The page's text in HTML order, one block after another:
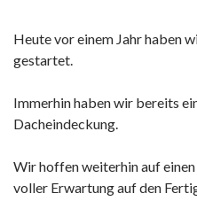
Heute vor einem Jahr haben
gestartet.
Immerhin haben wir bereits
Dacheindeckung.
Wir hoffen weiterhin auf
voller Erwartung auf den